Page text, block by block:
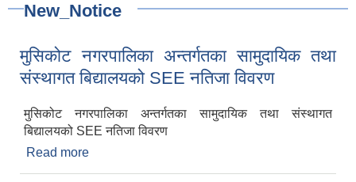
New_Notice
मुसिकोट नगरपालिका अन्तर्गतका सामुदायिक तथा
संस्थागत बिद्यालयको SEE नतिजा विवरण
मुसिकोट नगरपालिका अन्तर्गतका सामुदायिक तथा संस्थागत
बिद्यालयको SEE नतिजा विवरण
Read more